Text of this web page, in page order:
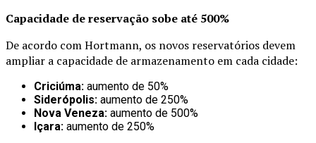
Capacidade de reservação sobe até 500%
De acordo com Hortmann, os novos reservatórios devem
ampliar a capacidade de armazenamento em cada cidade:
Criciúma: aumento de 50%
Siderópolis: aumento de 250%
Nova Veneza: aumento de 500%
Içara: aumento de 250%